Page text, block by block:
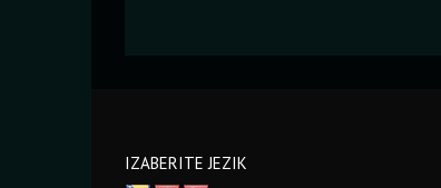
IZABERITE JEZIK